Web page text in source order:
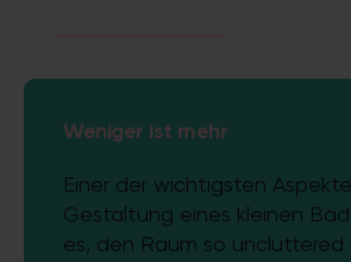
Weniger ist mehr
Einer der wichtigsten
Gestaltung eines kleinen
es, den Raum so uncluttered